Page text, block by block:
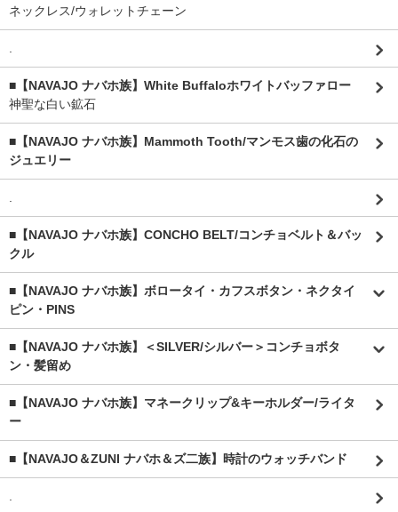
ネックレス/ウォレットチェーン
■【NAVAJO ナバホ族】White Buffaloホワイトバッファロー
神聖な白い鉱石
■【NAVAJO ナバホ族】Mammoth Tooth/マンモス歯の化石の
ジュエリー
■【NAVAJO ナバホ族】CONCHO BELT/コンチョベルト＆バッ
クル
■【NAVAJO ナバホ族】ボロータイ・カフスボタン・ネクタイ
ピン・PINS
■【NAVAJO ナバホ族】＜SILVER/シルバー＞コンチョボタ
ン・髪留め
■【NAVAJO ナバホ族】マネークリップ&キーホルダー/ライタ
ー
■【NAVAJO＆ZUNI ナバホ＆ズ二族】時計のウォッチバンド